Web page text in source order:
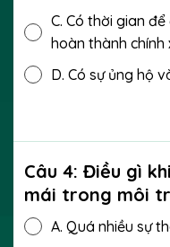
C. Có thời gian
hoàn thành chính
D. Có sự ủng hộ
Câu 4: Điều gì
mái trong môi
A. Quá nhiều sự